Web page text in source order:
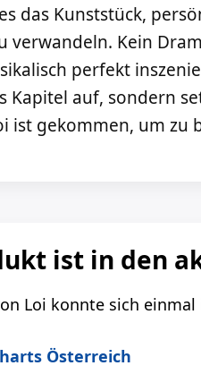
das Kunststück,
verwandeln. Kein
perfekt
Kapitel auf, sondern
ist gekommen, um zu
ist in den
Loi konnte sich
Österreich